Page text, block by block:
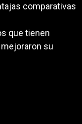
comparativas
que tienen
su